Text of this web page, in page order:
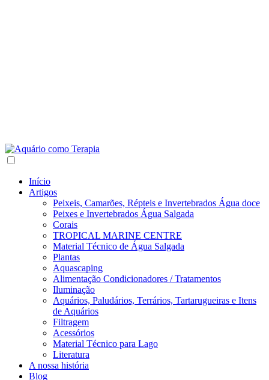
Início
Artigos
Peixeis, Camarões, Répteis e Invertebrados Água doce
Peixes e Invertebrados Água Salgada
Corais
TROPICAL MARINE CENTRE
Material Técnico de Água Salgada
Plantas
Aquascaping
Alimentação Condicionadores / Tratamentos
Iluminação
Aquários, Paludários, Terrários, Tartarugueiras e Itens
de Aquários
Filtragem
Acessórios
Material Técnico para Lago
Literatura
A nossa história
Blog